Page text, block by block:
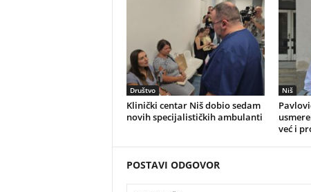
Društvo
Klinički centar Niš dobio sedam
novih specijalističkih ambulanti
Niš
već i
POSTAVI ODGOVOR